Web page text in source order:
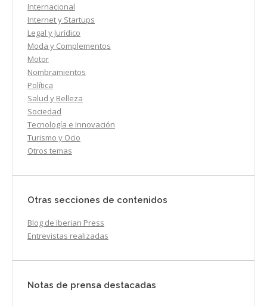
Internacional
Internet y Startups
Legal y Jurídico
Moda y Complementos
Motor
Nombramientos
Política
Salud y Belleza
Sociedad
Tecnología e Innovación
Turismo y Ocio
Otros temas
Otras secciones de contenidos
Blog de Iberian Press
Entrevistas realizadas
Notas de prensa destacadas